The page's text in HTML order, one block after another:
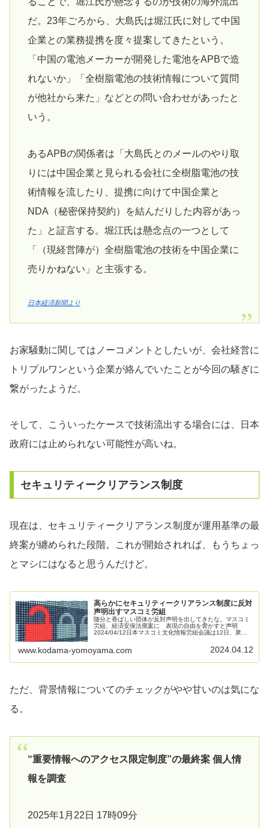
だ。23年ごろから、大島氏は堀江氏に対して中国
企業との業務提携を度々提案してきたという。
「中国の電池メーカーが開発した電池をAPBで造
れないか」「全樹脂電池の技術情報について質問
が他社から来た」などとの問い合わせがあったと
いう。
あるAPBの関係者は「大島氏とのメールのやり取
りには中国企業と見られる会社に全樹脂電池の技
術情報を流したり、提携に向けて中国企業と
NDA（秘密保持契約）を結んだりした内容があっ
た」と証言する。堀江氏は懸念点の一つとして
「（現経営陣が）全樹脂電池の技術を中国企業に
売りかねない」と主張する。
日本経済新聞より
お家騒動に関してはノーコメントとしたいが、会社経営に
トリプルワンという企業が絡んでいたことが今回の騒ぎに
繋がったようだ。
そして、こういったケースで技術流出する場合には、日本
政府には止められない可能性が高いね。
セキュリティークリアランス制度
現在は、セキュリティークリアランス制度が運用基準の最
終案が纏められた段階。これが開始されれば、もうちょっ
とマシにはなると思うんだけど。
高らかにセキュリティークリアランス制度に反対
声明出すマスコミ労組
随分と香ばしい団体が反対声明を出してきたな。マスコミ
労組、経済安保法廃案に 表現の自由を脅かすと声明
2024/04/12日本マスコミ文化情報労組会議は12日、衆院
www.kodama-yomoyama.com 2024.04.12
ただ、背景情報についてのチェックがやや甘いのは気にな
る。
“重要情報へのアクセス限定制度”の最終案 個人情
報を調査
2025年1月22日 17時09分